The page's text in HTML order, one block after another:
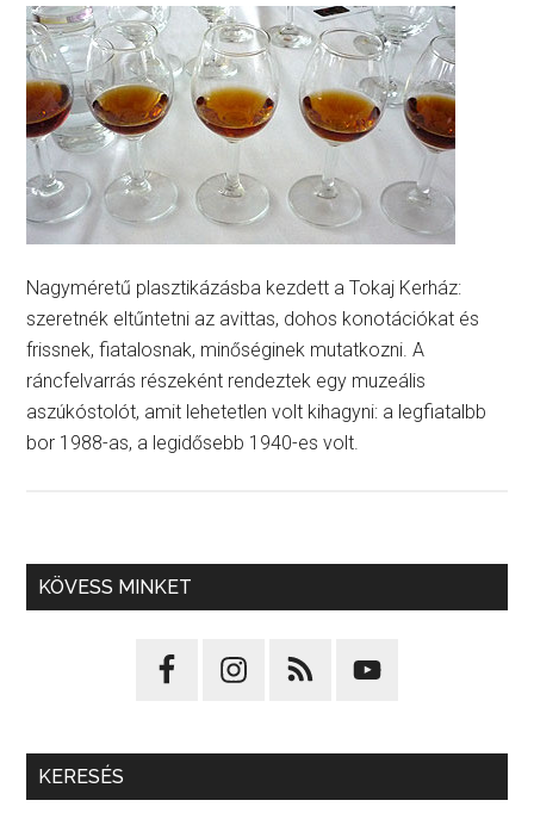
Nagyméretű plasztikázásba kezdett a Tokaj Kerház:
szeretnék eltűntetni az avittas, dohos konotációkat és
frissnek, fiatalosnak, minőséginek mutatkozni. A
ráncfelvarrás részeként rendeztek egy muzeális
aszúkóstolót, amit lehetetlen volt kihagyni: a legfiatalbb
bor 1988-as, a legidősebb 1940-es volt.
KÖVESS MINKET
KERESÉS